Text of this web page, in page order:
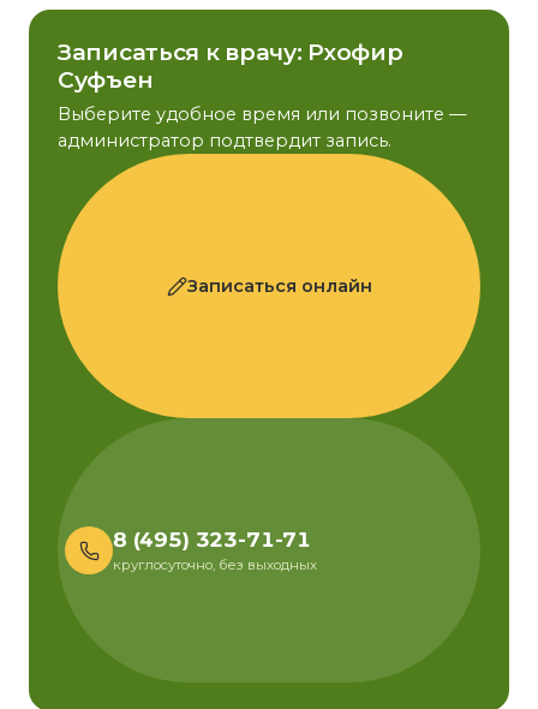
Записаться к врачу: Рхофир
Суфъен
Выберите удобное время или позвоните —
администратор подтвердит запись.
Записаться онлайн
8 (495) 323-71-71
круглосуточно, без выходных